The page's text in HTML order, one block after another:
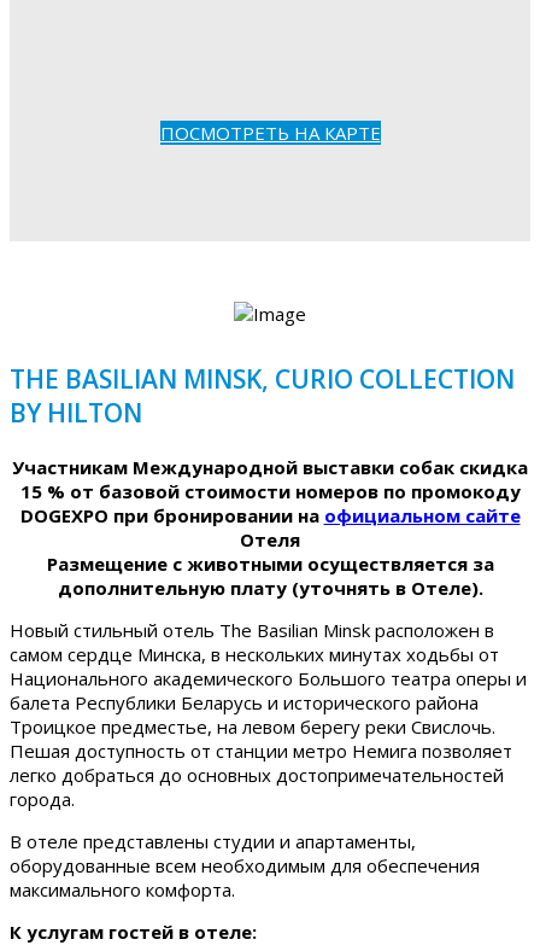
ПОСМОТРЕТЬ НА КАРТЕ
THE BASILIAN MINSK, CURIO COLLECTION
BY HILTON
Участникам Международной выставки собак скидка
15 % от базовой стоимости номеров по промокоду
DOGEXPO при бронировании на официальном сайте
Отеля
Размещение с животными осуществляется за
дополнительную плату (уточнять в Отеле).
Новый стильный отель The Basilian Minsk расположен в
самом сердце Минска, в нескольких минутах ходьбы от
Национального академического Большого театра оперы и
балета Республики Беларусь и исторического района
Троицкое предместье, на левом берегу реки Свислочь.
Пешая доступность от станции метро Немига позволяет
легко добраться до основных достопримечательностей
города.
В отеле представлены студии и апартаменты,
оборудованные всем необходимым для обеспечения
максимального комфорта.
К услугам гостей в отеле: